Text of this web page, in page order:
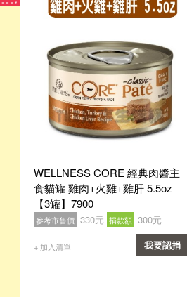
WELLNESS CORE 經典肉醬主
食貓罐 雞肉+火雞+雞肝 5.5oz
【3罐】7900
參考市售價 330元 捐款額 300元
+ 加入清單 我要認捐